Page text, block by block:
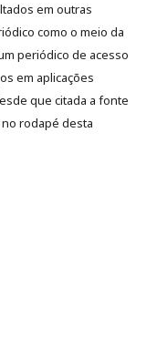
em outras
como o meio da
periódico de acesso
em aplicações
que citada a fonte
no rodapé desta